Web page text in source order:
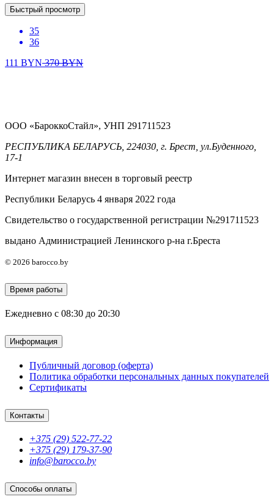
Быстрый просмотр
35
36
111 BYN370BYN
ООО «БароккоСтайл», УНП 291711523
РЕСПУБЛИКА БЕЛАРУСЬ, 224030, г. Брест, ул.Буденного,
17-1
Интернет магазин внесен в торговый реестр
Республики Беларусь 4 января 2022 года
Свидетельство о государственной регистрации №291711523
выдано Администрацией Ленинского р-на г.Бреста
© 2026 barocco.by
Время работы
Ежедневно с 08:30 до 20:30
Информация
Публичный договор (оферта)
Политика обработки персональных данных покупателей
Сертификаты
Контакты
+375 (29) 522-77-22
+375 (29) 179-37-90
info@barocco.by
Способы оплаты